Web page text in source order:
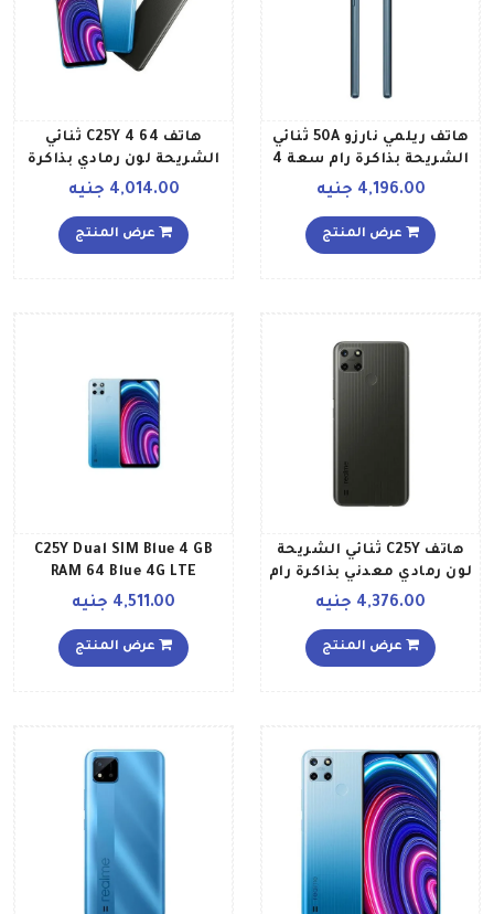
هاتف ريلمي نارزو 50A ثنائي
الشريحة بذاكرة رام سعة 4
جيجابايت وذاكرة داخلية
تقنية 4G LTE، لون أخضر
4,196.00 جنيه
عرض المنتج
هاتف C25Y 4 64 ثنائي
الشريحة لون رمادي بذاكرة
رام سعة 4 جيجابايت وذاكرة
ويدعم تقنية 4G LTE
4,014.00 جنيه
عرض المنتج
هاتف C25Y ثنائي الشريحة
لون رمادي معدني بذاكرة رام
سعة 4 جيجابايت وذاكرة
ويدعم تقنية 4G LTE الإصدار
4,376.00 جنيه
عرض المنتج
C25Y Dual SIM Blue 4 GB
RAM 64 Blue 4G LTE
4,511.00 جنيه
عرض المنتج